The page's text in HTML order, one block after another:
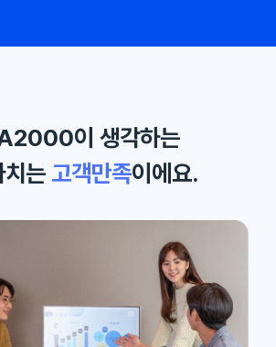
이 생각하는
는 고객만족이에요.